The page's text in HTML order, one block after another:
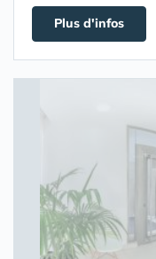
Plus d'infos